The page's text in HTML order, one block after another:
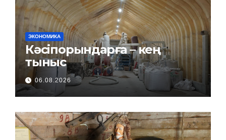
ЭКОНОМИКА
Кәсіпорындарға – кең
тыныс
06.08.2026